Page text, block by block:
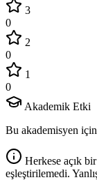
3
0
2
0
1
0
Akademik Etki
Bu akademisyen
Herkese açık
eşleştirilemedi.